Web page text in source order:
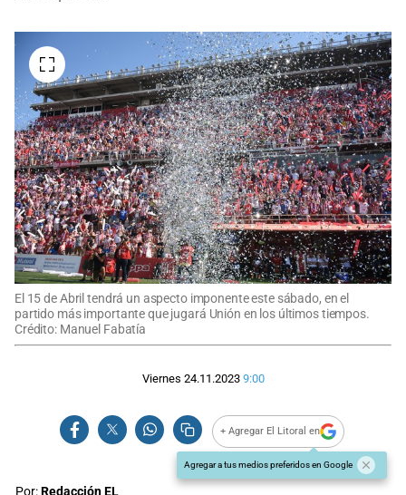
El 15 de Abril tendrá un aspecto imponente este sábado, en el
partido más importante que jugará Unión en los últimos tiempos.
Crédito: Manuel Fabatía
Viernes 24.11.2023 9:00
+ Agregar El Litoral en
Agregar a tus medios preferidos en Google
Por:Redacción EL